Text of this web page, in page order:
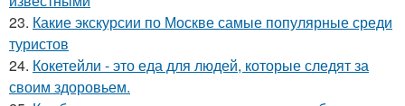
23. Какие экскурсии по Москве самые популярные среди
туристов
24. Кокетейли - это еда для людей, которые следят за
своим здоровьем.